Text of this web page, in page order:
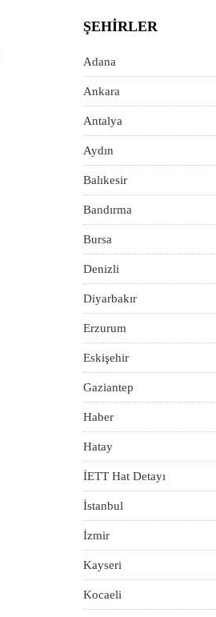
ŞEHIRLER
Adana
Ankara
Antalya
Aydın
Balıkesir
Bandırma
Bursa
Denizli
Diyarbakır
Erzurum
Eskişehir
Gaziantep
Haber
Hatay
İETT Hat Detayı
İstanbul
İzmir
Kayseri
Kocaeli